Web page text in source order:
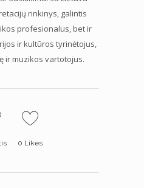
rinkinys, galintis
profesionalus, bet ir
ir kultūros tyrinėtojus,
ir muzikos vartotojus.
0 Likes